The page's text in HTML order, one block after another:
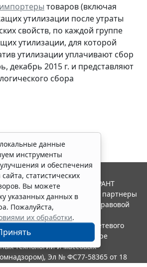
импортеры товаров (включая
утилизации после утраты
свойств, по каждой группе
утилизации, для которой
утилизации уплачивают сбор
декабрь 2015 г. и представляют
сбора
данные
инструменты
и обеспечения
статистических
Вы можете
указанных данных в
Пожалуйста,
их обработки.
СЕРВИС", 2026. Система ГАРАНТ
года. Компания "Гарант" и ее партнеры
Российской ассоциации правовой
в качестве сетевого
службой по надзору в сфере
технологий и массовых
Эл № ФС77-58365 от 18